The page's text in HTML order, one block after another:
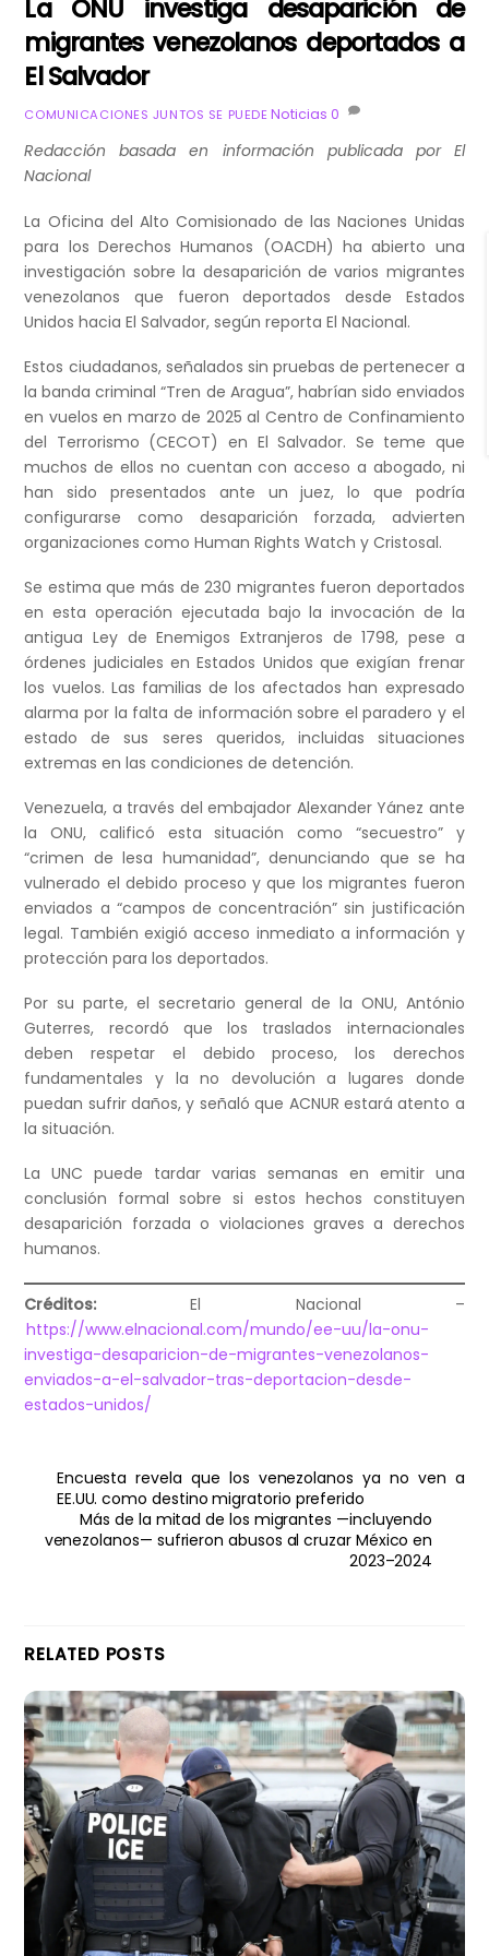
La ONU investiga desaparición de
migrantes venezolanos deportados a
El Salvador
COMUNICACIONES JUNTOS SE PUEDE Noticias 0
Redacción basada en información publicada por El
Nacional
La Oficina del Alto Comisionado de las Naciones Unidas
para los Derechos Humanos (OACDH) ha abierto una
investigación sobre la desaparición de varios migrantes
venezolanos que fueron deportados desde Estados
Unidos hacia El Salvador, según reporta El Nacional.
Estos ciudadanos, señalados sin pruebas de pertenecer a
la banda criminal “Tren de Aragua”, habrían sido enviados
en vuelos en marzo de 2025 al Centro de Confinamiento
del Terrorismo (CECOT) en El Salvador. Se teme que
muchos de ellos no cuentan con acceso a abogado, ni
han sido presentados ante un juez, lo que podría
configurarse como desaparición forzada, advierten
organizaciones como Human Rights Watch y Cristosal.
Se estima que más de 230 migrantes fueron deportados
en esta operación ejecutada bajo la invocación de la
antigua Ley de Enemigos Extranjeros de 1798, pese a
órdenes judiciales en Estados Unidos que exigían frenar
los vuelos. Las familias de los afectados han expresado
alarma por la falta de información sobre el paradero y el
estado de sus seres queridos, incluidas situaciones
extremas en las condiciones de detención.
Venezuela, a través del embajador Alexander Yánez ante
la ONU, calificó esta situación como “secuestro” y
“crimen de lesa humanidad”, denunciando que se ha
vulnerado el debido proceso y que los migrantes fueron
enviados a “campos de concentración” sin justificación
legal. También exigió acceso inmediato a información y
protección para los deportados.
Por su parte, el secretario general de la ONU, António
Guterres, recordó que los traslados internacionales
deben respetar el debido proceso, los derechos
fundamentales y la no devolución a lugares donde
puedan sufrir daños, y señaló que ACNUR estará atento a
la situación.
La UNC puede tardar varias semanas en emitir una
conclusión formal sobre si estos hechos constituyen
desaparición forzada o violaciones graves a derechos
humanos.
Créditos: El Nacional –
https://www.elnacional.com/mundo/ee-uu/la-onu-
investiga-desaparicion-de-migrantes-venezolanos-
enviados-a-el-salvador-tras-deportacion-desde-
estados-unidos/
Encuesta revela que los venezolanos ya no ven a
EE.UU. como destino migratorio preferido
Más de la mitad de los migrantes —incluyendo
venezolanos— sufrieron abusos al cruzar México en
2023–2024
RELATED POSTS